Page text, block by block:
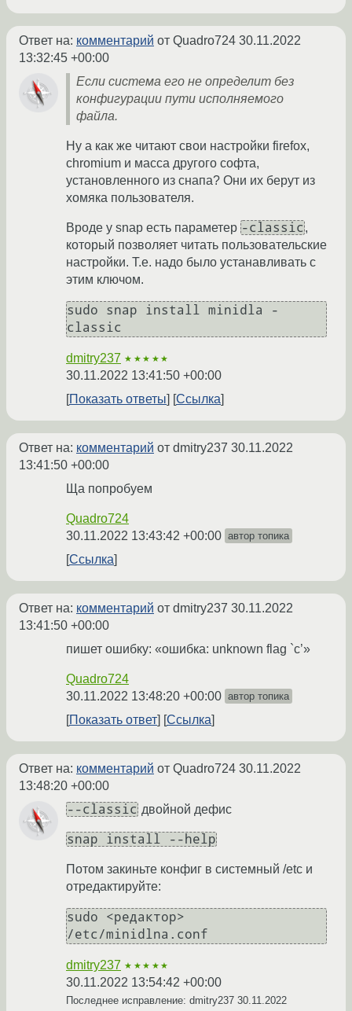
Ответ на: комментарий от Quadro724 30.11.2022
13:32:45 +00:00
Если система его не определит без
конфигурации пути исполняемого
файла.
Ну а как же читают свои настройки firefox,
chromium и масса другого софта,
установленного из снапа? Они их берут из
хомяка пользователя.
Вроде у snap есть параметер -classic ,
который позволяет читать пользовательские
настройки. Т.е. надо было устанавливать с
этим ключом.
sudo snap install minidla -
dmitry237 ★★★★★
30.11.2022 13:41:50 +00:00
Показать ответы
Ссылка
Ответ на: комментарий от dmitry237 30.11.2022
13:41:50 +00:00
Ща попробуем
Quadro724
30.11.2022 13:43:42 +00:00 автор топика
Ссылка
Ответ на: комментарий от dmitry237 30.11.2022
13:41:50 +00:00
пишет ошибку: «ошибка: unknown flag `c’»
Quadro724
30.11.2022 13:48:20 +00:00 автор топика
Показать ответ Ссылка
Ответ на: комментарий от Quadro724 30.11.2022
13:48:20 +00:00
--classic двойной дефис
snap install --help
Потом закиньте конфиг в системный /etc и
отредактируйте:
sudo <редактор>
dmitry237 ★★★★★
30.11.2022 13:54:42 +00:00
Последнее исправление: dmitry237 30.11.2022